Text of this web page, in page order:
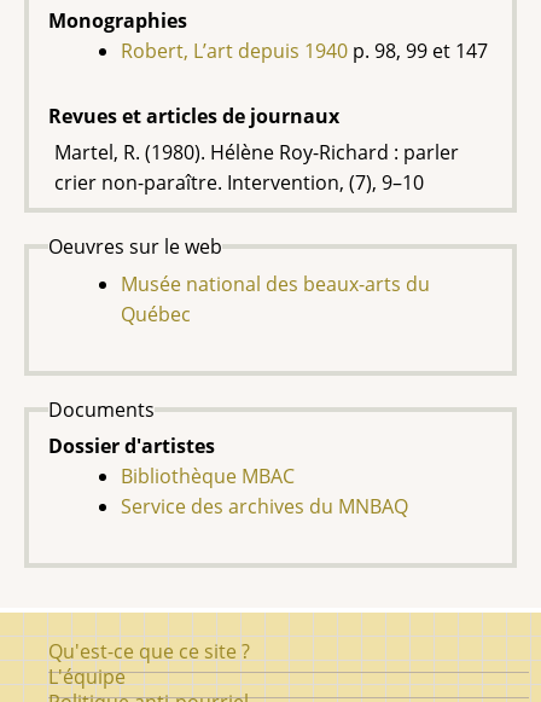
Monographies
Robert, L’art depuis 1940 p. 98, 99 et 147
Revues et articles de journaux
Martel, R. (1980). Hélène Roy-Richard : parler
crier non-paraître. Intervention, (7), 9–10
Oeuvres sur le web
Musée national des beaux-arts du
Québec
Documents
Dossier d'artistes
Bibliothèque MBAC
Service des archives du MNBAQ
Pied
de
Qu'est-ce que ce site ?
L'équipe